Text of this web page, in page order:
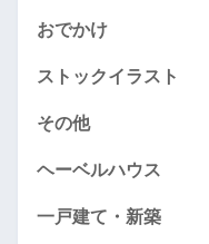
おでかけ
ストックイラスト
その他
ヘーベルハウス
一戸建て・新築